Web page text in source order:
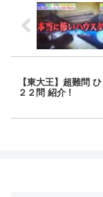
【東大王】超難問
２２問 紹介 !